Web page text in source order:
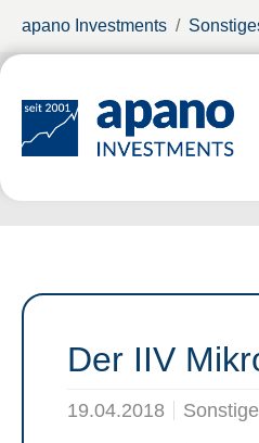
Sie sind hier:
apano Investments
Der IIV
19.04.2018